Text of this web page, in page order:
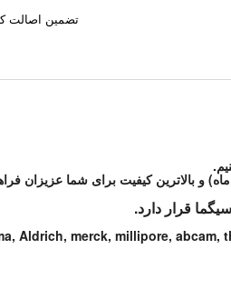
تضمین اصالت
شرکت پارس سیگما مواد آزمایشگاهی و تحقیقاتی مورد درخواست شما از شرکتهای معتبر دنیا را با شرایط مطلوب و قیمت رقابتی و در اسرع زمان(حداکثر۱ماه) و بالاترین کیفیت
قرار دارد.
Aldrich, merck, millipore,